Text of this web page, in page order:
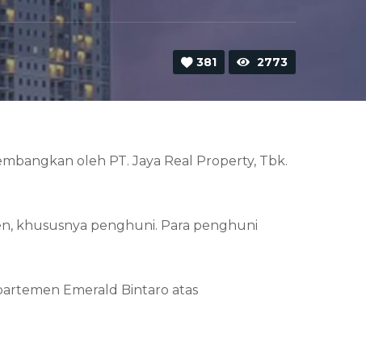
381 2773
oleh PT. Jaya Real Property, Tbk.
khususnya penghuni. Para penghuni
Emerald Bintaro atas